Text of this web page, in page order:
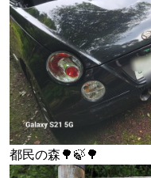
都民の森🌳🍃🌳